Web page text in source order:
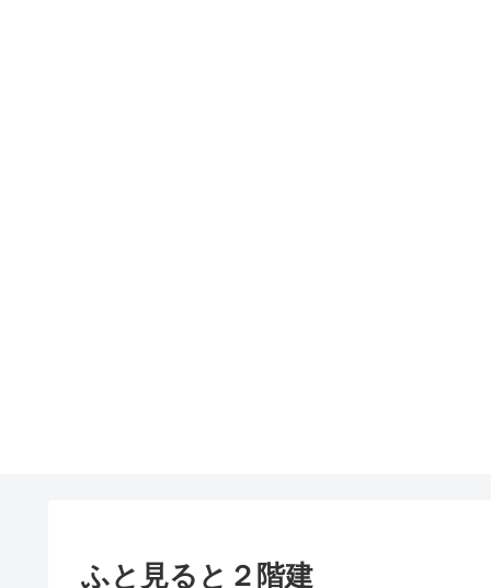
ふと見ると２階建